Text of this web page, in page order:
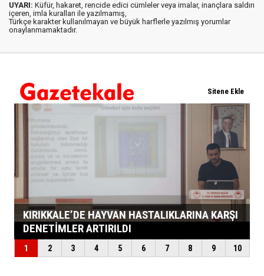
UYARI: Küfür, hakaret, rencide edici cümleler veya imalar, inançlara saldırı
içeren, imla kuralları ile yazılmamış,
Türkçe karakter kullanılmayan ve büyük harflerle yazılmış yorumlar
onaylanmamaktadır.